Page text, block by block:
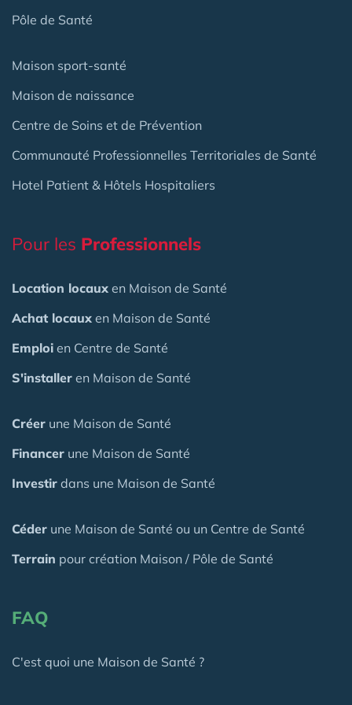
Pôle de Santé
Maison sport-santé
Maison de naissance
Centre de Soins et de Prévention
Communauté Professionnelles Territoriales de Santé
Hotel Patient & Hôtels Hospitaliers
Pour les Professionnels
Location locaux en Maison de Santé
Achat locaux en Maison de Santé
Emploi en Centre de Santé
S'installer en Maison de Santé
Créer une Maison de Santé
Financer une Maison de Santé
Investir dans une Maison de Santé
Céder une Maison de Santé ou un Centre de Santé
Terrain pour création Maison / Pôle de Santé
FAQ
C'est quoi une Maison de Santé ?